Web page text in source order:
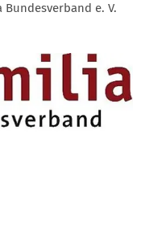
e. V.